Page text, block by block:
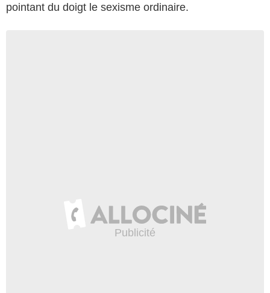
pointant du doigt le sexisme ordinaire.